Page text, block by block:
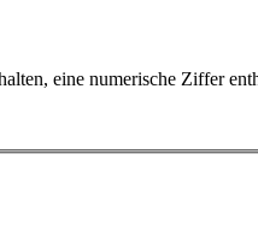
eine numerische Ziffer